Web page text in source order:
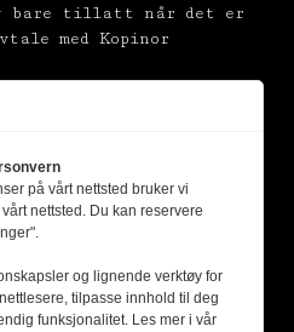
bare tillatt når det er
med Kopinor
på vårt nettsted bruker vi
nettsted. Du kan reservere
og lignende verktøy for
tilpasse innhold til deg
funksjonalitet. Les mer i vår